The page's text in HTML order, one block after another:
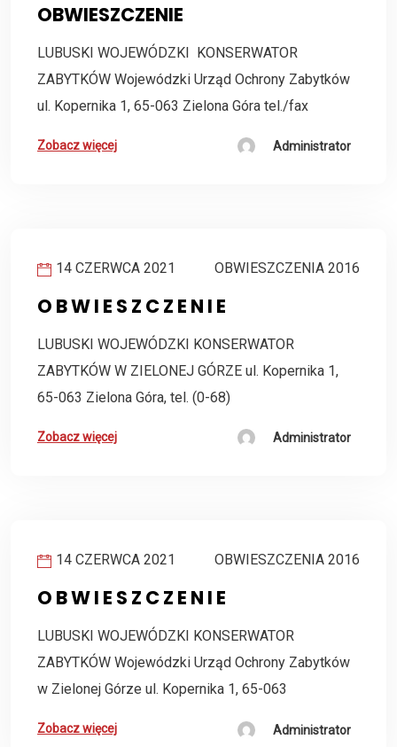
OBWIESZCZENIE
LUBUSKI WOJEWÓDZKI KONSERWATOR
ZABYTKÓW Wojewódzki Urząd Ochrony Zabytków
ul. Kopernika 1, 65-063 Zielona Góra tel./fax
Zobacz więcej Administrator
14 CZERWCA 2021 OBWIESZCZENIA 2016
O B W I E S Z C Z E N I E
LUBUSKI WOJEWÓDZKI KONSERWATOR
ZABYTKÓW W ZIELONEJ GÓRZE ul. Kopernika 1,
65-063 Zielona Góra, tel. (0-68)
Zobacz więcej Administrator
14 CZERWCA 2021 OBWIESZCZENIA 2016
O B W I E S Z C Z E N I E
LUBUSKI WOJEWÓDZKI KONSERWATOR
ZABYTKÓW Wojewódzki Urząd Ochrony Zabytków
w Zielonej Górze ul. Kopernika 1, 65-063
Zobacz więcej Administrator